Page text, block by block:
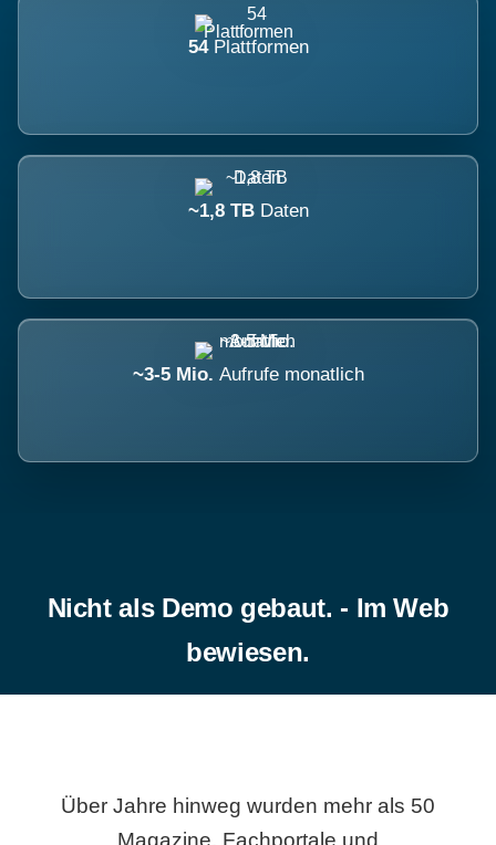
54 Plattformen
~1,8 TB Daten
~3-5 Mio. Aufrufe monatlich
Nicht als Demo gebaut. - Im Web
bewiesen.
Über Jahre hinweg wurden mehr als 50
Magazine, Fachportale und